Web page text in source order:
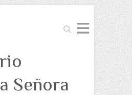
Buscar
Señora